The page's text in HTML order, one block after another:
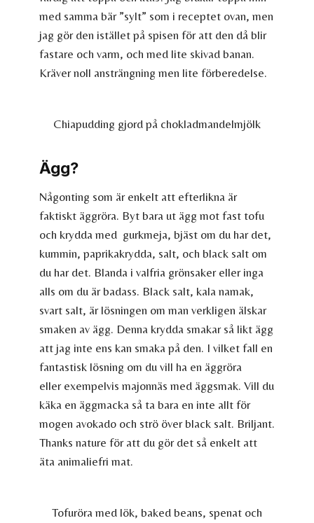
med samma bär ”sylt” som i receptet ovan, men
jag gör den istället på spisen för att den då blir
fastare och varm, och med lite skivad banan.
Kräver noll ansträngning men lite förberedelse.
Chiapudding gjord på chokladmandelmjölk
Ägg?
Någonting som är enkelt att efterlikna är
faktiskt äggröra. Byt bara ut ägg mot fast tofu
och krydda med gurkmeja, bjäst om du har det,
kummin, paprikakrydda, salt, och black salt om
du har det. Blanda i valfria grönsaker eller inga
alls om du är badass. Black salt, kala namak,
svart salt, är lösningen om man verkligen älskar
smaken av ägg. Denna krydda smakar så likt ägg
att jag inte ens kan smaka på den. I vilket fall en
fantastisk lösning om du vill ha en äggröra
eller exempelvis majonnäs med äggsmak. Vill du
käka en äggmacka så ta bara en inte allt för
mogen avokado och strö över black salt. Briljant.
Thanks nature för att du gör det så enkelt att
äta animaliefri mat.
Tofuröra med lök, baked beans, spenat och